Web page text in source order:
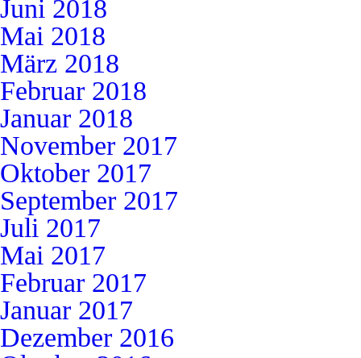
Juni 2018
Mai 2018
März 2018
Februar 2018
Januar 2018
November 2017
Oktober 2017
September 2017
Juli 2017
Mai 2017
Februar 2017
Januar 2017
Dezember 2016